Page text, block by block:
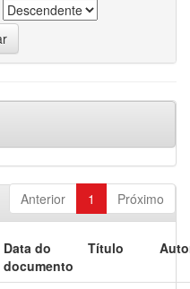
Anterior 1 Próximo
Data do
documento
Título